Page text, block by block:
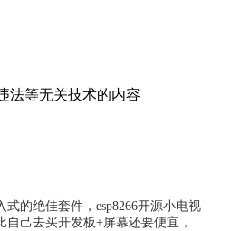
法等无关技术的内容
式的绝佳套件，esp8266开源小电视
自己去买开发板+屏幕还要便宜，